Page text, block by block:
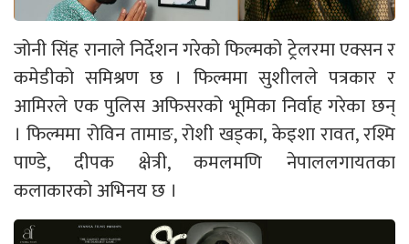
जोनी सिंह रानाले निर्देशन गरेको फिल्मको ट्रेलरमा एक्सन र
कमेडीको समिश्रण छ । फिल्ममा सुशीलले पत्रकार र
आमिरले एक पुलिस अफिसरको भूमिका निर्वाह गरेका छन्
। फिल्ममा रोविन तामाङ, रोशी खड्का, केइशा रावत, रश्मि
पाण्डे, दीपक क्षेत्री, कमलमणि नेपाललगायतका
कलाकारको अभिनय छ ।